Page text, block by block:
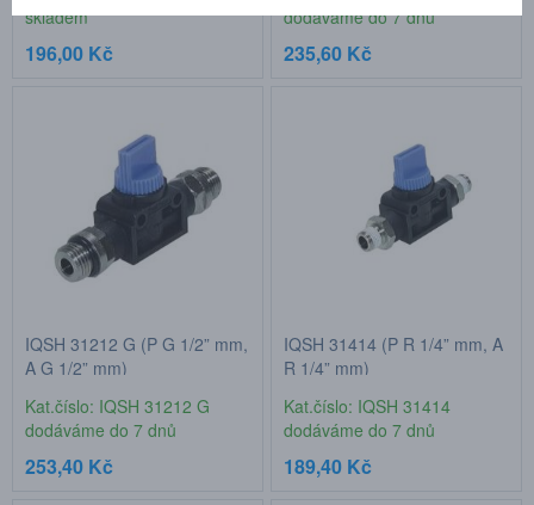
skladem
196,00 Kč
dodáváme do 7 dnů
235,60 Kč
IQSH 31212 G (P G 1/2” mm,
A G 1/2” mm)
Kat.číslo: IQSH 31212 G
dodáváme do 7 dnů
253,40 Kč
IQSH 31414 (P R 1/4” mm, A
R 1/4” mm)
Kat.číslo: IQSH 31414
dodáváme do 7 dnů
189,40 Kč